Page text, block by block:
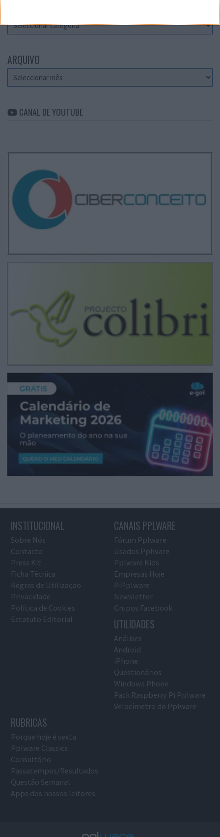
ARQUIVO
Arquivo
CANAL DE YOUTUBE
INSTITUCIONAL
Sobre Nós
Contacto
Press Kit
Ficha Técnica
Regras de Utilização
Privacidade
Política de Cookies
Estatuto Editorial
CANAIS PPLWARE
Fórum Pplware
Usados Pplware
Pplware Kids
Empresas Hoje
PiPplware
Newsletter
Grupos Facebook
UTILIDADES
Análises
Android
iPhone
Questionários
Windows Phone
Pack Raspberry Pi Pplware
Velocímetro do Pplware
RUBRICAS
Porque hoje é sexta
Pplware Classics…
Consultório
Passatempos/Resultados
Questão Semanal
Apps dos nossos leitores